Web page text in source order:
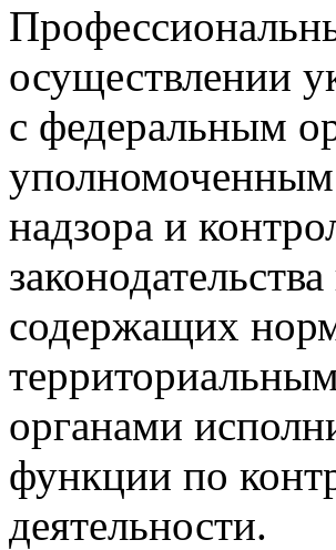
осуществлении
с федеральным
уполномоченным
надзора и
содержащих
органами
функции по
деятельности.